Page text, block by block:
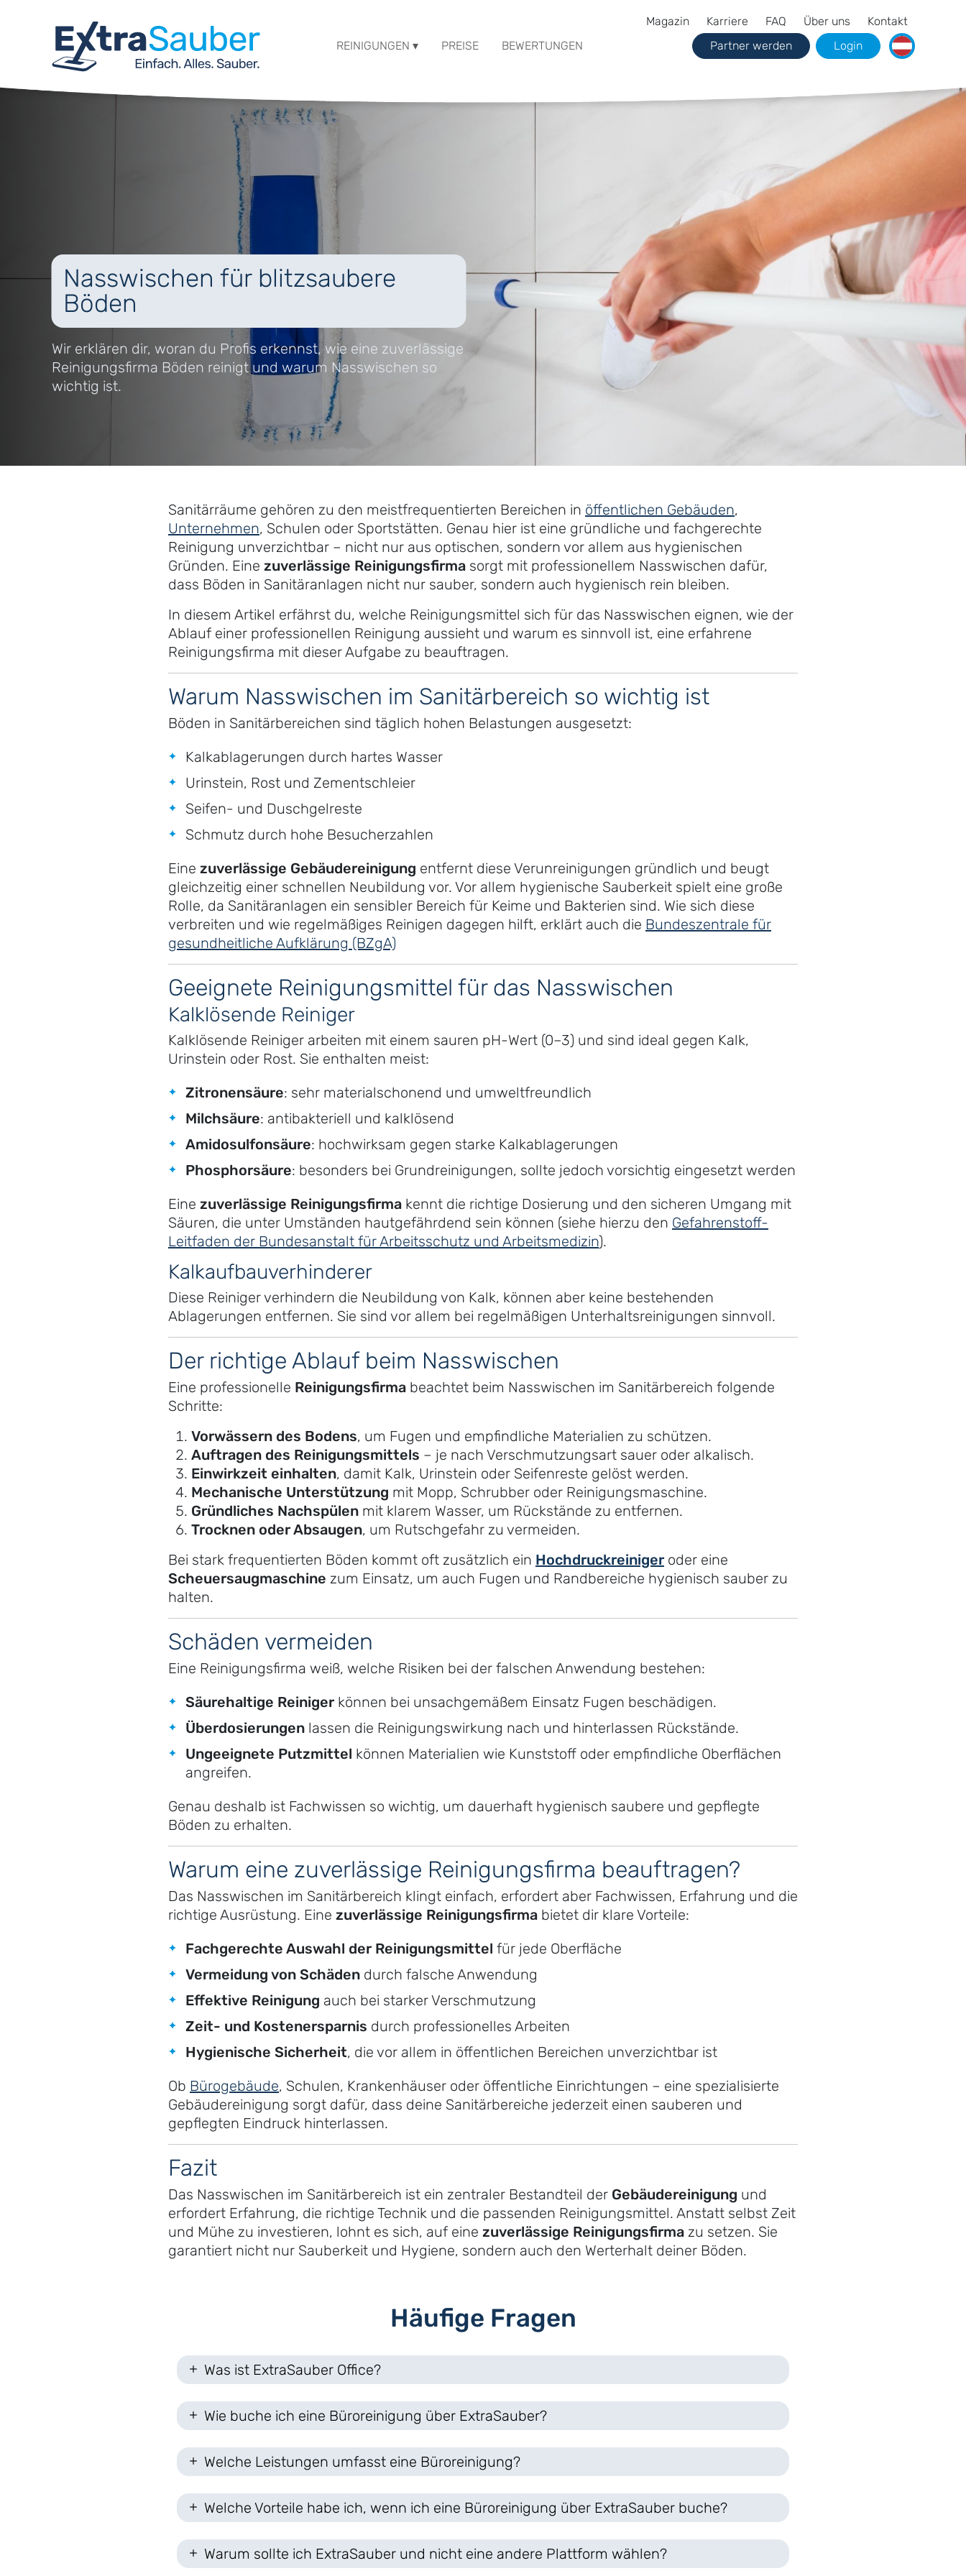
Magazin Karriere FAQ Über uns
Kontakt
REINIGUNGEN ▾
PREISE BEWERTUNGEN Partner werden Login
Nasswischen für blitzsaubere
Böden
Wir erklären dir, woran du Profis erkennst, wie eine zuverlässige
Reinigungsfirma Böden reinigt und warum Nasswischen so
wichtig ist.
Sanitärräume gehören zu den meistfrequentierten Bereichen in öffentlichen Gebäuden,
Unternehmen, Schulen oder Sportstätten. Genau hier ist eine gründliche und fachgerechte
Reinigung unverzichtbar – nicht nur aus optischen, sondern vor allem aus hygienischen
Gründen. Eine zuverlässige Reinigungsfirma sorgt mit professionellem Nasswischen dafür,
dass Böden in Sanitäranlagen nicht nur sauber, sondern auch hygienisch rein bleiben.
In diesem Artikel erfährst du, welche Reinigungsmittel sich für das Nasswischen eignen, wie der
Ablauf einer professionellen Reinigung aussieht und warum es sinnvoll ist, eine erfahrene
Reinigungsfirma mit dieser Aufgabe zu beauftragen.
Warum Nasswischen im Sanitärbereich so wichtig ist
Böden in Sanitärbereichen sind täglich hohen Belastungen ausgesetzt:
Kalkablagerungen durch hartes Wasser
Urinstein, Rost und Zementschleier
Seifen- und Duschgelreste
Schmutz durch hohe Besucherzahlen
Eine zuverlässige Gebäudereinigung entfernt diese Verunreinigungen gründlich und beugt
gleichzeitig einer schnellen Neubildung vor. Vor allem hygienische Sauberkeit spielt eine große
Rolle, da Sanitäranlagen ein sensibler Bereich für Keime und Bakterien sind. Wie sich diese
verbreiten und wie regelmäßiges Reinigen dagegen hilft, erklärt auch die Bundeszentrale für
gesundheitliche Aufklärung (BZgA)
Geeignete Reinigungsmittel für das Nasswischen
Kalklösende Reiniger
Kalklösende Reiniger arbeiten mit einem sauren pH-Wert (0–3) und sind ideal gegen Kalk,
Urinstein oder Rost. Sie enthalten meist:
Zitronensäure: sehr materialschonend und umweltfreundlich
Milchsäure: antibakteriell und kalklösend
Amidosulfonsäure: hochwirksam gegen starke Kalkablagerungen
Phosphorsäure: besonders bei Grundreinigungen, sollte jedoch vorsichtig eingesetzt werden
Eine zuverlässige Reinigungsfirma kennt die richtige Dosierung und den sicheren Umgang mit
Säuren, die unter Umständen hautgefährdend sein können (siehe hierzu den Gefahrenstoff-
Leitfaden der Bundesanstalt für Arbeitsschutz und Arbeitsmedizin).
Kalkaufbauverhinderer
Diese Reiniger verhindern die Neubildung von Kalk, können aber keine bestehenden
Ablagerungen entfernen. Sie sind vor allem bei regelmäßigen Unterhaltsreinigungen sinnvoll.
Der richtige Ablauf beim Nasswischen
Eine professionelle Reinigungsfirma beachtet beim Nasswischen im Sanitärbereich folgende
Schritte:
Vorwässern des Bodens, um Fugen und empfindliche Materialien zu schützen.
Auftragen des Reinigungsmittels – je nach Verschmutzungsart sauer oder alkalisch.
Einwirkzeit einhalten, damit Kalk, Urinstein oder Seifenreste gelöst werden.
Mechanische Unterstützung mit Mopp, Schrubber oder Reinigungsmaschine.
Gründliches Nachspülen mit klarem Wasser, um Rückstände zu entfernen.
Trocknen oder Absaugen, um Rutschgefahr zu vermeiden.
Bei stark frequentierten Böden kommt oft zusätzlich ein Hochdruckreiniger oder eine
Scheuersaugmaschine zum Einsatz, um auch Fugen und Randbereiche hygienisch sauber zu
halten.
Schäden vermeiden
Eine Reinigungsfirma weiß, welche Risiken bei der falschen Anwendung bestehen:
Säurehaltige Reiniger können bei unsachgemäßem Einsatz Fugen beschädigen.
Überdosierungen lassen die Reinigungswirkung nach und hinterlassen Rückstände.
Ungeeignete Putzmittel können Materialien wie Kunststoff oder empfindliche Oberflächen
angreifen.
Genau deshalb ist Fachwissen so wichtig, um dauerhaft hygienisch saubere und gepflegte
Böden zu erhalten.
Warum eine zuverlässige Reinigungsfirma beauftragen?
Das Nasswischen im Sanitärbereich klingt einfach, erfordert aber Fachwissen, Erfahrung und die
richtige Ausrüstung. Eine zuverlässige Reinigungsfirma bietet dir klare Vorteile:
Fachgerechte Auswahl der Reinigungsmittel für jede Oberfläche
Vermeidung von Schäden durch falsche Anwendung
Effektive Reinigung auch bei starker Verschmutzung
Zeit- und Kostenersparnis durch professionelles Arbeiten
Hygienische Sicherheit, die vor allem in öffentlichen Bereichen unverzichtbar ist
Ob Bürogebäude, Schulen, Krankenhäuser oder öffentliche Einrichtungen – eine spezialisierte
Gebäudereinigung sorgt dafür, dass deine Sanitärbereiche jederzeit einen sauberen und
gepflegten Eindruck hinterlassen.
Fazit
Das Nasswischen im Sanitärbereich ist ein zentraler Bestandteil der Gebäudereinigung und
erfordert Erfahrung, die richtige Technik und die passenden Reinigungsmittel. Anstatt selbst Zeit
und Mühe zu investieren, lohnt es sich, auf eine zuverlässige Reinigungsfirma zu setzen. Sie
garantiert nicht nur Sauberkeit und Hygiene, sondern auch den Werterhalt deiner Böden.
Häufige Fragen
Was ist ExtraSauber Office?
Wie buche ich eine Büroreinigung über ExtraSauber?
Welche Leistungen umfasst eine Büroreinigung?
Welche Vorteile habe ich, wenn ich eine Büroreinigung über ExtraSauber buche?
Warum sollte ich ExtraSauber und nicht eine andere Plattform wählen?